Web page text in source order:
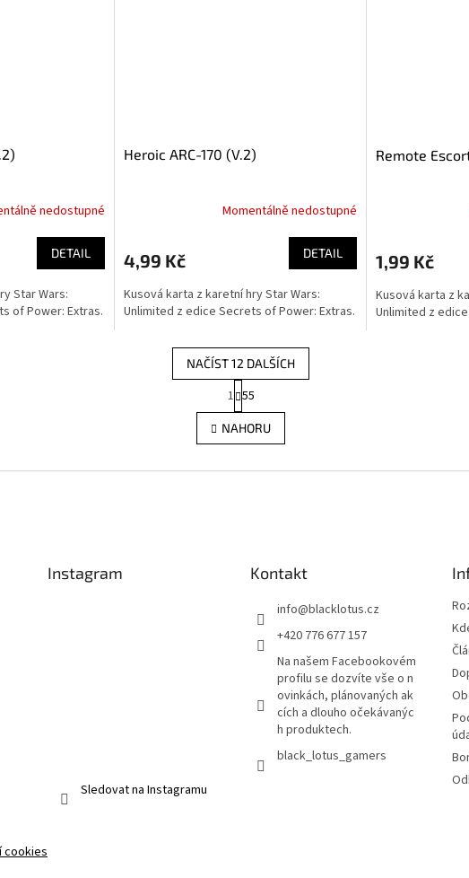
nedostupné
DETAIL
Star Wars:
of Power: Extras.
Heroic ARC-170 (V.2)
Momentálně nedostupné
4,99 Kč DETAIL
Kusová karta z karetní hry Star Wars:
Unlimited z edice Secrets of Power: Extras.
Remote
1,99 Kč
Kusová karta z
Unlimited z
O
v
l
d
NAČÍST 12 DALŠÍCH
t
r
á
n
1 55
NAHORU
Instagram
Sledovat na Instagramu
Kontakt
info@blacklotus.cz
+420 776 677 157
Na našem Facebookovém
profilu se dozvíte vše o n
ovinkách, plánovaných ak
cích a dlouho očekávanýc
h produktech.
black_lotus_gamers
cookies